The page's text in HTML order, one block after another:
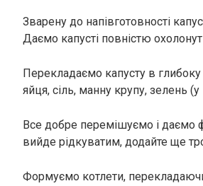
Зварену до напівготовності
Даємо капусті повністю
Перекладаємо капусту в
яйця, сіль, манну крупу, зелень
Все добре перемішуємо і
вийде рідкуватим, додайте ще
Формуємо котлети,